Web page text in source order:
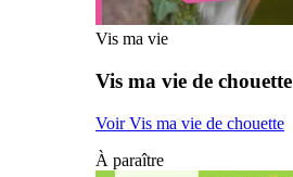
Vis ma vie
Vis ma vie de chouette
Voir Vis ma vie de chouette
À paraître